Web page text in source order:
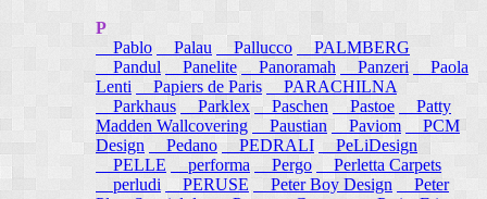
P
Pablo
Palau Pallucco
PALMBERG
Pandul
Panelite Panoramah Panzeri
Paola
Lenti
Papiers de Paris
PARACHILNA
Parkhaus
Parklex Paschen Pastoe
Patty
Madden Wallcovering
Paustian Paviom
PCM
Design
Pedano PEDRALI
PeLiDesign
PELLE
performa Pergo
Perletta Carpets
perludi
PERUSE Peter Boy Design
Peter